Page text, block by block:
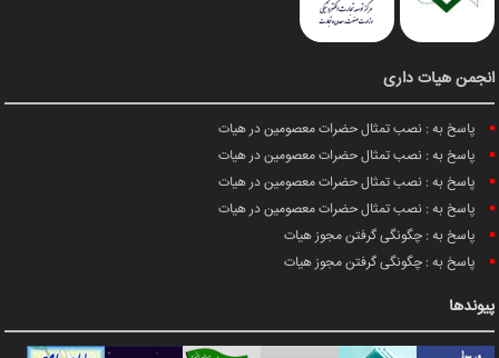
انجمن هیات داری
پاسخ به : نصب تمثال حضرات معصومین در هیات
پاسخ به : نصب تمثال حضرات معصومین در هیات
پاسخ به : نصب تمثال حضرات معصومین در هیات
پاسخ به : نصب تمثال حضرات معصومین در هیات
پاسخ به : چگونگی گرفتن مجوز هیات
پاسخ به : چگونگی گرفتن مجوز هیات
پیوندها